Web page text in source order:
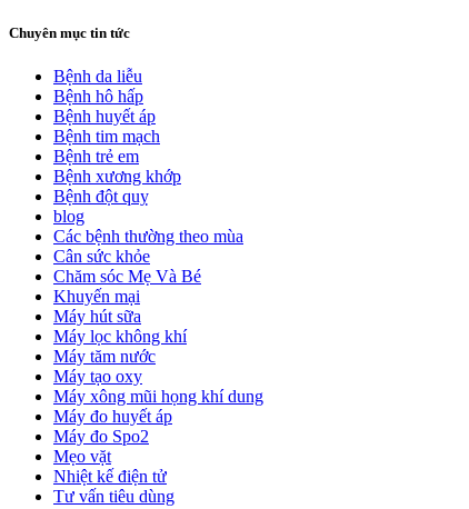
Chuyên mục tin tức
Bệnh da liễu
Bệnh hô hấp
Bệnh huyết áp
Bệnh tim mạch
Bệnh trẻ em
Bệnh xương khớp
Bệnh đột quỵ
blog
Các bệnh thường theo mùa
Cân sức khỏe
Chăm sóc Mẹ Và Bé
Khuyến mại
Máy hút sữa
Máy lọc không khí
Máy tăm nước
Máy tạo oxy
Máy xông mũi họng khí dung
Máy đo huyết áp
Máy đo Spo2
Mẹo vặt
Nhiệt kế điện tử
Tư vấn tiêu dùng